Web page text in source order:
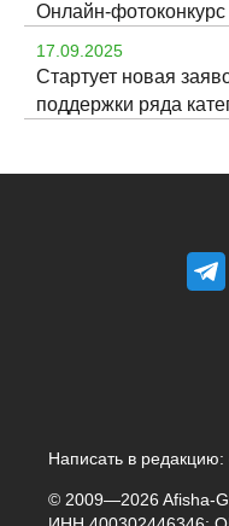
Онлайн-
17.09.2025
Стартует новая
поддержки ряда
Написать в редакцию:
© 2009—2026 Afisha-